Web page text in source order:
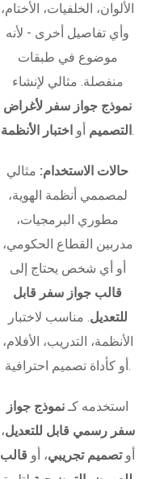
الألوان، الخلفيات، الأختام،
وأي تفاصيل أخرى - لأنه
موضوع في طبقات
منفصلة. مثالي لإنشاء
نموذج جواز سفر لأغراض
التصميم أو اختبار الأنظمة .
حالات الاستخدام: مثالي
لمصممي أنظمة الهوية،
مطوري البرمجيات،
مدربين القطاع الحكومي،
أو أي شخص يحتاج إلى
قالب جواز سفر قابل
للتعديل. مناسب لاختبار
الأنظمة، التدريب، الأفلام،
أو كأداة تصميم احترافية.
استخدمه كـنموذج جواز
سفر رسمي قابل للتعديل،
أوتصميم تجريبي، أو قالب